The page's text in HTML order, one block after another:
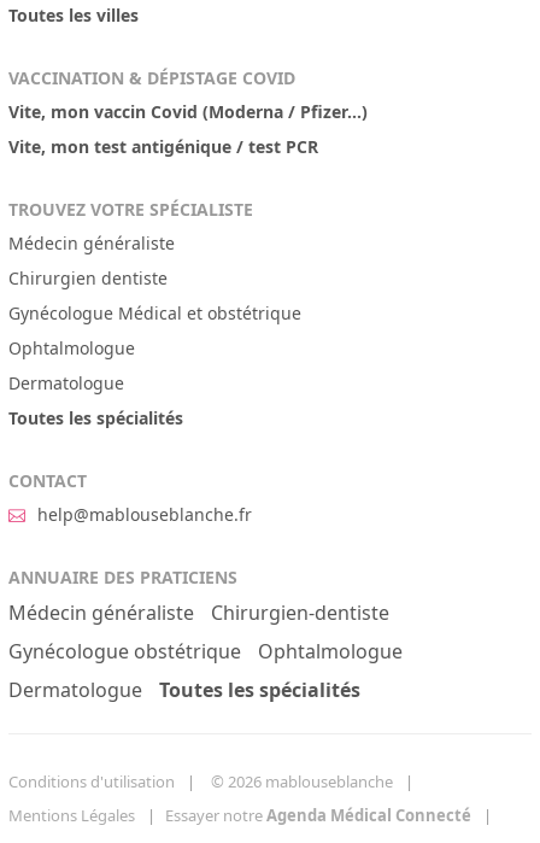
Toutes les villes
VACCINATION & DÉPISTAGE COVID
Vite, mon vaccin Covid (Moderna / Pfizer...)
Vite, mon test antigénique / test PCR
TROUVEZ VOTRE SPÉCIALISTE
Médecin généraliste
Chirurgien dentiste
Gynécologue Médical et obstétrique
Ophtalmologue
Dermatologue
Toutes les spécialités
CONTACT
help@mablouseblanche.fr
ANNUAIRE DES PRATICIENS
Médecin généraliste
Chirurgien-dentiste
Gynécologue obstétrique
Ophtalmologue
Dermatologue
Toutes les spécialités
Conditions d'utilisation
© 2026 mablouseblanche
Mentions Légales
Essayer notreAgenda Médical Connecté